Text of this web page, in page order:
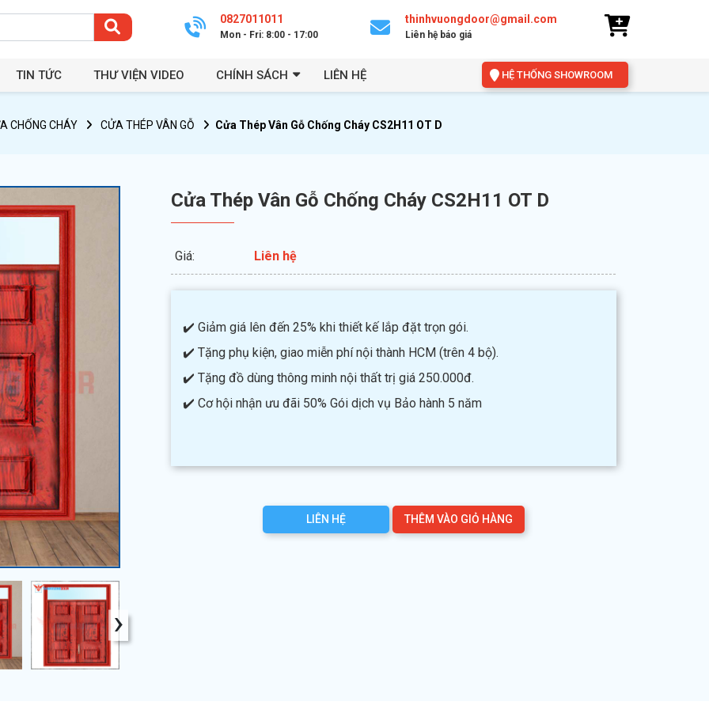
0827011011
Mon - Fri: 8:00 - 17:00
thinhvuongdoor@gmail.com
Liên hệ báo giá
TIN TỨC THƯ VIỆN VIDEO CHÍNH SÁCH LIÊN HỆ HỆ THỐNG SHOWROOM
CHỐNG CHÁY CỬA THÉP VÂN GỖ Cửa Thép Vân Gỗ Chống Cháy CS2H11 OT D
›
Cửa Thép Vân Gỗ Chống Cháy CS2H11 OT D
Giá: Liên hệ
✔️ Giảm giá lên đến 25% khi thiết kế lắp đặt trọn gói.
✔️ Tặng phụ kiện, giao miễn phí nội thành HCM (trên 4 bộ).
✔️ Tặng đồ dùng thông minh nội thất trị giá 250.000đ.
✔️ Cơ hội nhận ưu đãi 50% Gói dịch vụ Bảo hành 5 năm
LIÊN HỆ THÊM VÀO GIỎ HÀNG